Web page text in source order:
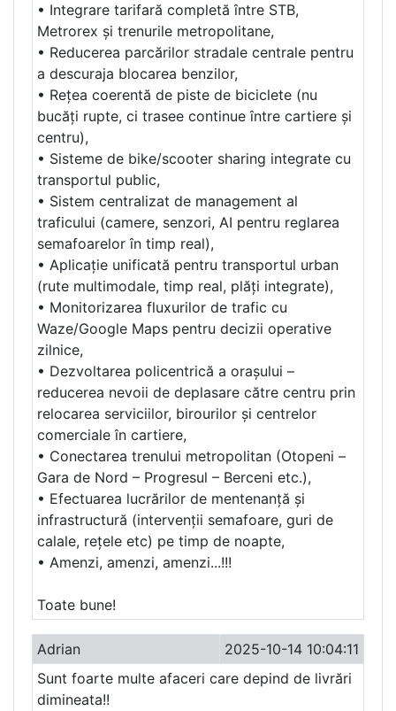
• Integrare tarifară completă între STB,
Metrorex și trenurile metropolitane,
• Reducerea parcărilor stradale centrale pentru
a descuraja blocarea benzilor,
• Rețea coerentă de piste de biciclete (nu
bucăți rupte, ci trasee continue între cartiere și
centru),
• Sisteme de bike/scooter sharing integrate cu
transportul public,
• Sistem centralizat de management al
traficului (camere, senzori, AI pentru reglarea
semafoarelor în timp real),
• Aplicație unificată pentru transportul urban
(rute multimodale, timp real, plăți integrate),
• Monitorizarea fluxurilor de trafic cu
Waze/Google Maps pentru decizii operative
zilnice,
• Dezvoltarea policentrică a orașului –
reducerea nevoii de deplasare către centru prin
relocarea serviciilor, birourilor și centrelor
comerciale în cartiere,
• Conectarea trenului metropolitan (Otopeni –
Gara de Nord – Progresul – Berceni etc.),
• Efectuarea lucrărilor de mentenanță și
infrastructură (intervenții semafoare, guri de
calale, rețele etc) pe timp de noapte,
• Amenzi, amenzi, amenzi...!!!
Toate bune!
Adrian
2025-10-14 10:04:11
Sunt foarte multe afaceri care depind de livrări
dimineata!!